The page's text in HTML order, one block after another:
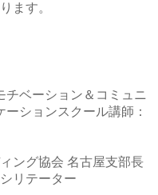
ます。
チベーション＆コミュニ
ーションスクール講師：
ング協会 名古屋支部長
リテーター